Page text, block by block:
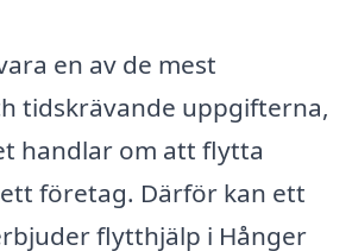
en av de mest
tidskrävande uppgifterna,
handlar om att flytta
företag. Därför kan ett
flytthjälp i Hånger